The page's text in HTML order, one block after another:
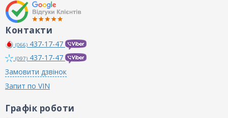
Контакти
(066) 437-17-47
(097) 437-17-47
Замовити дзвінок
Запит по VIN
Графік роботи